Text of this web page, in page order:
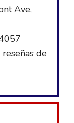
Ave,
de